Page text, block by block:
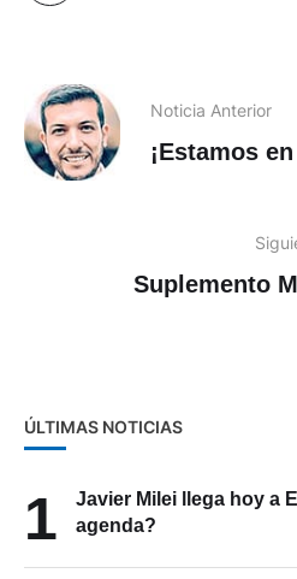
Noticia Anterior
¡Estamos
Suplemento
ÚLTIMAS NOTICIAS
1
Javier Milei llega hoy a
agenda?